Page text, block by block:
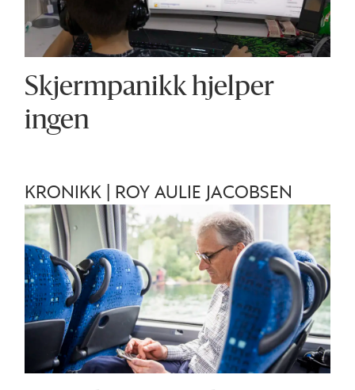
Skjermpanikk hjelper
ingen
KRONIKK | ROY AULIE JACOBSEN